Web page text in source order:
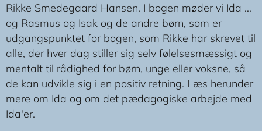
Rikke Smedegaard Hansen. I bogen møder vi Ida …
og Rasmus og Isak og de andre børn, som er
udgangspunktet for bogen, som Rikke har skrevet til
alle, der hver dag stiller sig selv følelsesmæssigt og
mentalt til rådighed for børn, unge eller voksne, så
de kan udvikle sig i en positiv retning. Læs herunder
mere om Ida og om det pædagogiske arbejde med
Ida'er.